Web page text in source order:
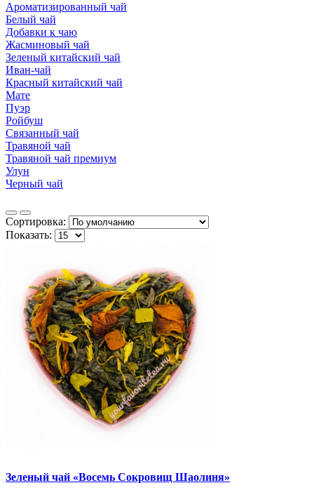
Ароматизированный чай
Белый чай
Добавки к чаю
Жасминовый чай
Зеленый китайский чай
Иван-чай
Красный китайский чай
Мате
Пуэр
Ройбуш
Связанный чай
Травяной чай
Травяной чай премиум
Улун
Черный чай
Сортировка:
Показать:
Зеленый чай «Восемь Сокровищ Шаолиня»